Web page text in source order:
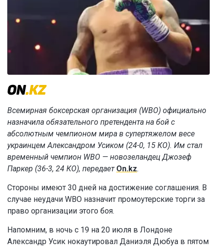
Всемирная боксерская организация (WBO) официально
назначила обязательного претендента на бой с
абсолютным чемпионом мира в супертяжелом весе
украинцем Александром Усиком (24-0, 15 КО). Им стал
временный чемпион WBO — новозеландец Джозеф
Паркер (36-3, 24 КО), передает On.kz.
Стороны имеют 30 дней на достижение соглашения. В
случае неудачи WBO назначит промоутерские торги за
право организации этого боя.
Напомним, в ночь с 19 на 20 июля в Лондоне
Александр Усик нокаутировал Даниэля Дюбуа в пятом